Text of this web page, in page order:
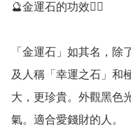
🔮金運石的功效💁‍♀️
「金運石」如其名，
及人稱「幸運之石」和
大，更珍貴。外觀黑色
氣。適合愛錢財的人。